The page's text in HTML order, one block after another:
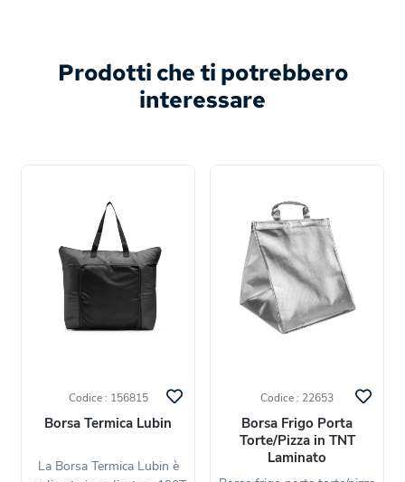
Prodotti che ti potrebbero
interessare
Codice : 156815
Borsa Termica Lubin
La Borsa Termica Lubin è
Codice : 22653
Borsa Frigo Porta
Torte/Pizza in TNT
Laminato